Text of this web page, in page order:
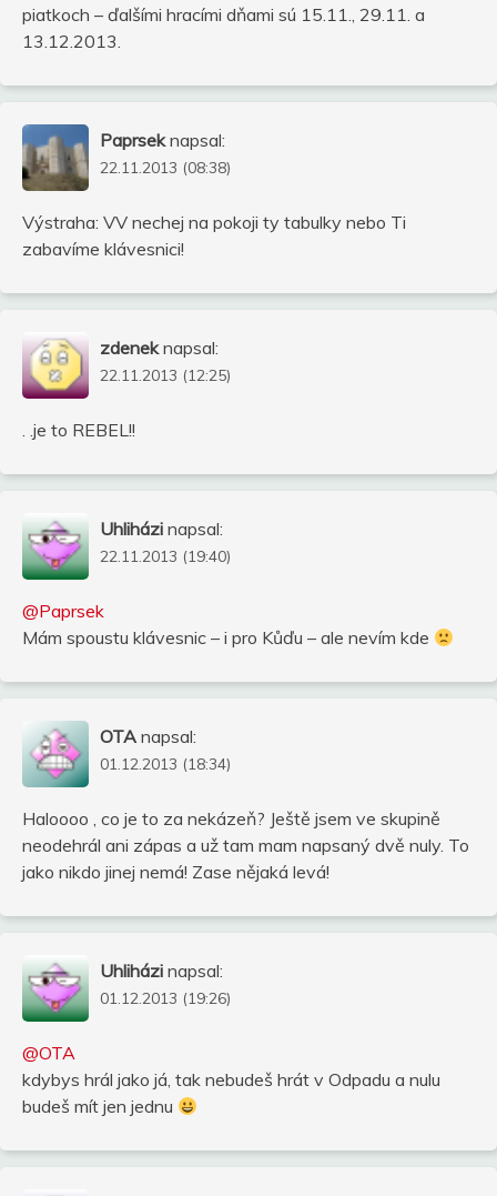
piatkoch – ďalšími hracími dňami sú 15.11., 29.11. a
13.12.2013.
Paprsek napsal:
22.11.2013 (08:38)
Výstraha: VV nechej na pokoji ty tabulky nebo Ti
zabavíme klávesnici!
zdenek napsal:
22.11.2013 (12:25)
. .je to REBEL!!
Uhliházi napsal:
22.11.2013 (19:40)
@Paprsek
Mám spoustu klávesnic – i pro Kůďu – ale nevím kde
OTA napsal:
01.12.2013 (18:34)
Haloooo , co je to za nekázeň? Ještě jsem ve skupině
neodehrál ani zápas a už tam mam napsaný dvě nuly. To
jako nikdo jinej nemá! Zase nějaká levá!
Uhliházi napsal:
01.12.2013 (19:26)
@OTA
kdybys hrál jako já, tak nebudeš hrát v Odpadu a nulu
budeš mít jen jednu